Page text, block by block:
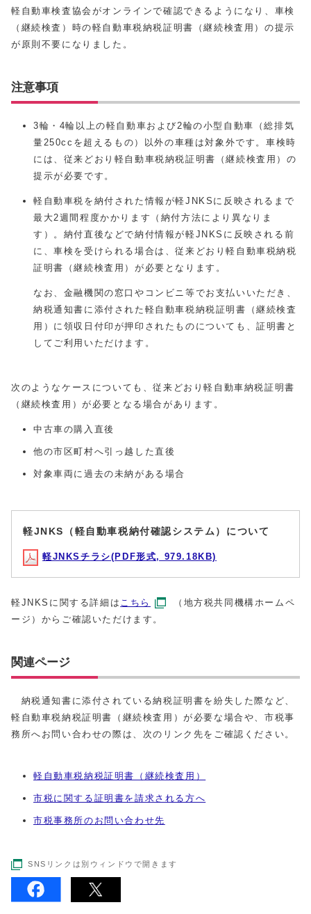
軽自動車検査協会がオンラインで確認できるようになり、車検
（継続検査）時の軽自動車税納税証明書（継続検査用）の提示
が原則不要になりました。
注意事項
3輪・4輪以上の軽自動車および2輪の小型自動車（総排気
量250ccを超えるもの）以外の車種は対象外です。車検時
には、従来どおり軽自動車税納税証明書（継続検査用）の
提示が必要です。
軽自動車税を納付された情報が軽JNKSに反映されるまで
最大2週間程度かかります（納付方法により異なりま
す）。納付直後などで納付情報が軽JNKSに反映される前
に、車検を受けられる場合は、従来どおり軽自動車税納税
証明書（継続検査用）が必要となります。
なお、金融機関の窓口やコンビニ等でお支払いいただき、
納税通知書に添付された軽自動車税納税証明書（継続検査
用）に領収日付印が押印されたものについても、証明書と
してご利用いただけます。
次のようなケースについても、従来どおり軽自動車納税証明書
（継続検査用）が必要となる場合があります。
中古車の購入直後
他の市区町村へ引っ越した直後
対象車両に過去の未納がある場合
軽JNKS（軽自動車税納付確認システム）について
軽JNKSチラシ(PDF形式, 979.18KB)
軽JNKSに関する詳細は こちら
（地方税共同機構ホームペ
ージ）からご確認いただけます。
関連ページ
納税通知書に添付されている納税証明書を紛失した際など、
軽自動車税納税証明書（継続検査用）が必要な場合や、市税事
務所へお問い合わせの際は、次のリンク先をご確認ください。
軽自動車税納税証明書（継続検査用）
市税に関する証明書を請求される方へ
市税事務所のお問い合わせ先
SNSリンクは別ウィンドウで開きます